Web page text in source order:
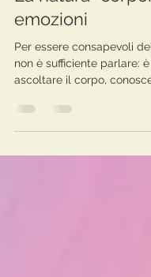
Kuro Pavan
Jul 8, 2024
La natura
emozioni
Per essere consapevoli